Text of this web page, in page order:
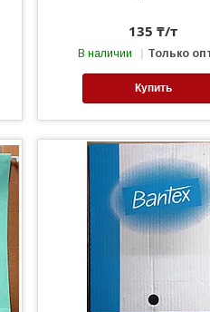
135 ₸/т
В наличии Только
Купить